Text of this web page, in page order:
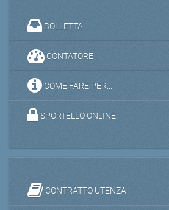
BOLLETTA
CONTATORE
COME FARE PER...
SPORTELLO ONLINE
CONTRATTO UTENZA